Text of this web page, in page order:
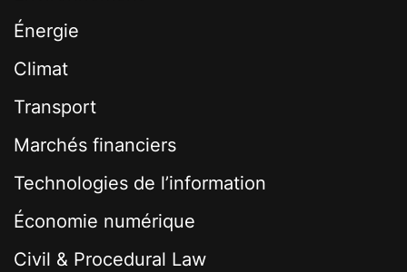
Énergie
Climat
Transport
Marchés financiers
Technologies de l’information
Économie numérique
Civil & Procedural Law